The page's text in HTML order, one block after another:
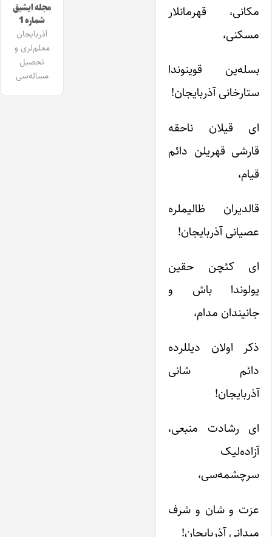
مکانی، قهرمانلار
مسکنی،
بسله‌ین قوینوندا
ستارخانی آذربایجان!
ای قیلان ناحقه
قارشی قهریلن دائم
قیام،
قالدیران ظالیملره
عصیانی آذربایجان!
ای کئچن حقین
یولوندا باش و
جانیندان مدام،
ذکر اولان دیللرده
دائم شانی
آذربایجان!
ای رشادت منبعی،
آزاده‌لیک
سرچشمه‌سی،
عزت و شان و شرف
میدانی آذربایجان!
مجله ایشیق
شماره 1
آذربایجان
معلم‌لری و
تحصیل
مساله‌سی